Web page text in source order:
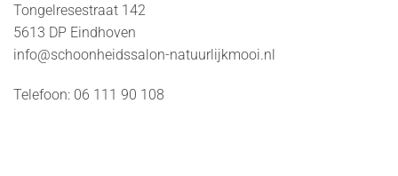
Tongelresestraat 142
5613 DP Eindhoven
info@schoonheidssalon-natuurlijkmooi.nl
Telefoon: 06 111 90 108